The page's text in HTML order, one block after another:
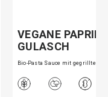
VEGANE
GULASCH
Bio-Pasta Sauce mit gegrillte…